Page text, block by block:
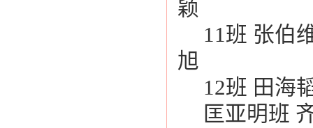
颖
11班 张伯
旭
12班 田海
匡亚明班